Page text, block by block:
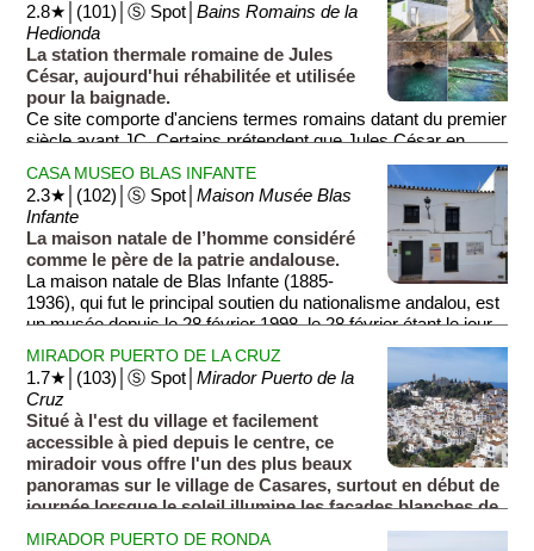
2.8★│(101)│Ⓢ Spot│Bains Romains de la
Hedionda
La station thermale romaine de Jules
César, aujourd'hui réhabilitée et utilisée
pour la baignade.
Ce site comporte d'anciens termes romains datant du premier
siècle avant JC. Certains prétendent que Jules César en
personne fut guéri d’une infection herpétique grâce à ces
eaux. Les eaux sulfureuses et ferrugineuses aux propriétés
médicinales ont une température constante de 21 degrés tout
au long de l’année, permettant la baignade à toute saison.
L'acces est gratuit, mais en été, un systeme de reservation
en ligne permet de gérer l'affluence des visiteurs.
Les anciennes termes sont abritées dans une petite enceinte
un ancien bassin vouté (photo 1C) accessible depuis un
escalier (photo 1B). Malgré l'odeur assez forte d'œuf pourri
provenant du souffre contenu dans l'eau, certains visiteurs se
baignent, soit dans le bassin vouté (photo 1C), soit dans les
deux bassins exterieurs (photo 1D), soit dans la rivière.
Sur le site, vous trouverez également les ruines d'un centre
thermal plus moderne (photo 2) ainsi qu'un joli aqueduc
romain baignée d'eau turquoise et laiteuse (photo 3).
CASA MUSEO BLAS INFANTE
2.3★│(102)│Ⓢ Spot│Maison Musée Blas
Infante
La maison natale de l’homme considéré
comme le père de la patrie andalouse.
La maison natale de Blas Infante (1885-
1936), qui fut le principal soutien du nationalisme andalou, est
un musée depuis le 28 février 1998, le 28 février étant le jour
de l’Andalousie. Trois salles sont consacrées à l’histoire de
cet écrivain et homme politique.
MIRADOR PUERTO DE LA CRUZ
1.7★│(103)│Ⓢ Spot│Mirador Puerto de la
Cruz
Situé à l'est du village et facilement
accessible à pied depuis le centre, ce
miradoir vous offre l'un des plus beaux
panoramas sur le village de Casares, surtout en début de
journée lorsque le soleil illumine les façades blanches de
ses maisons qui dégringolent au pied de l'ancien château.
MIRADOR PUERTO DE RONDA